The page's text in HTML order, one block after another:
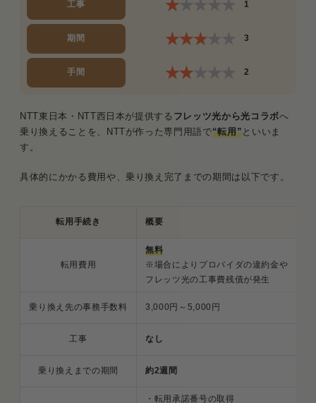
工事 1
期間 3
手間 2
NTT東日本・NTT西日本が提供する フレッツ光から光コラボへ
乗り換えることを、NTTが作った専門用語で“転用”といいま
す。
具体的にかかる費用や、乗り換え完了までの期間は以下です。
転用手続き 概要
転用費用
無料
※場合によりプロバイダの違約金や
フレッツ光の工事費残債が発生
乗り換え先の事務手数料 3,000円～5,000円
工事 なし
乗り換えまでの期間 約2週間
・転用承諾番号の取得